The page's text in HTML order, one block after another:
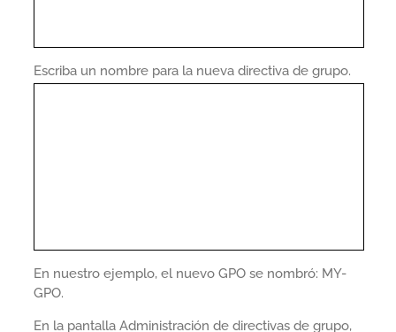
Escriba un nombre para la nueva directiva de grupo.
En nuestro ejemplo, el nuevo GPO se nombró: MY-
GPO.
En la pantalla Administración de directivas de grupo,